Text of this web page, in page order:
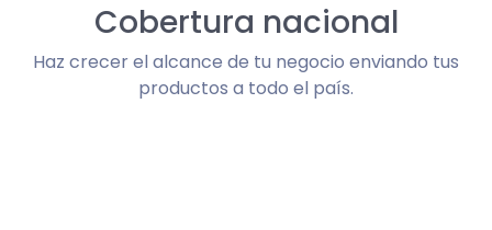
Cobertura nacional
Haz crecer el alcance de tu negocio enviando tus
productos a todo el país.